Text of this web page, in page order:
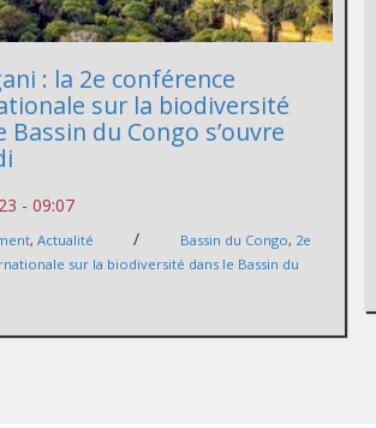
: la 2e conférence
sur la biodiversité
Bassin du Congo s’ouvre
- 09:07
,Actualité / Bassin du Congo, 2e
sur la biodiversité dans le Bassin du